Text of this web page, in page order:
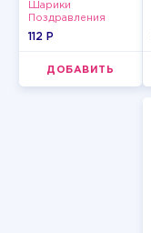
Шарики
Поздравления
112 P
ДОБАВИТЬ